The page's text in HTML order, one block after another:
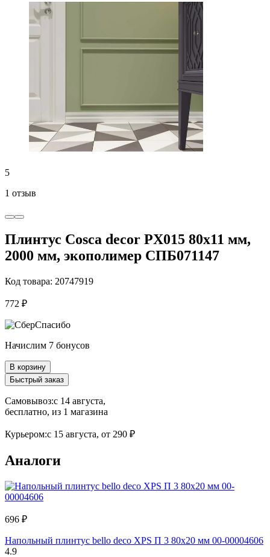
5
1 отзыв
Плинтус Cosca decor PX015 80x11 мм,
2000 мм, экополимер СПБ071147
Код товара: 20747919
772 ₽
Начислим 7 бонусов
В корзину
Быстрый заказ
Самовывоз:c 14 августа,
бесплатно, из 1 магазина
Курьером:c 15 августа, от 290 ₽
Аналоги
696 ₽
Напольный плинтус bello deco XPS П 3 80x20 мм 00-00004606
4.9